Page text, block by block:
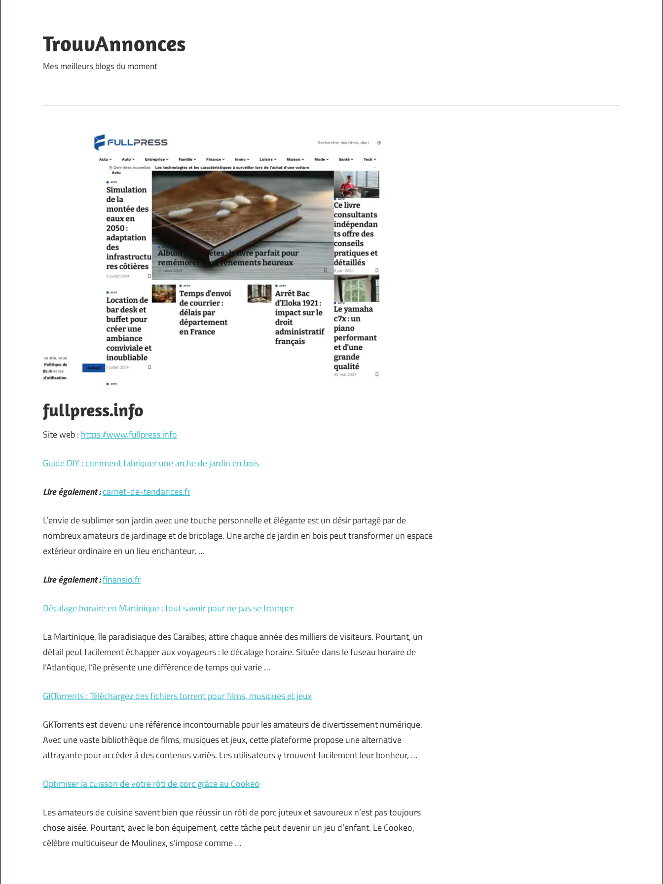
content
TrouvAnnonces
Mes meilleurs blogs du moment
fullpress.info
Site web : https://www.fullpress.info
Guide DIY : comment fabriquer une arche de jardin en bois
Lire également :carnet-de-tendances.fr
L’envie de sublimer son jardin avec une touche personnelle et élégante est un désir partagé par de
nombreux amateurs de jardinage et de bricolage. Une arche de jardin en bois peut transformer un espace
extérieur ordinaire en un lieu enchanteur, …
Lire également :finansio.fr
Décalage horaire en Martinique : tout savoir pour ne pas se tromper
La Martinique, île paradisiaque des Caraïbes, attire chaque année des milliers de visiteurs. Pourtant, un
détail peut facilement échapper aux voyageurs : le décalage horaire. Située dans le fuseau horaire de
l’Atlantique, l’île présente une différence de temps qui varie …
GKTorrents : Téléchargez des fichiers torrent pour films, musiques et jeux
GKTorrents est devenu une référence incontournable pour les amateurs de divertissement numérique.
Avec une vaste bibliothèque de films, musiques et jeux, cette plateforme propose une alternative
attrayante pour accéder à des contenus variés. Les utilisateurs y trouvent facilement leur bonheur, …
Optimiser la cuisson de votre rôti de porc grâce au Cookeo
Les amateurs de cuisine savent bien que réussir un rôti de porc juteux et savoureux n’est pas toujours
chose aisée. Pourtant, avec le bon équipement, cette tâche peut devenir un jeu d’enfant. Le Cookeo,
célèbre multicuiseur de Moulinex, s’impose comme …